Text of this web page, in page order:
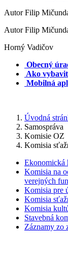
Autor Filip
Autor Filip
Horný Vadičov
Obecný
Ako
Mobilná
Úvodná
Samospráva
Komisie OZ
Komisia
Ekonomická
Komisia na
verejných
Komisia pre
Komisia
Komisia
Stavebná
Záznamy zo